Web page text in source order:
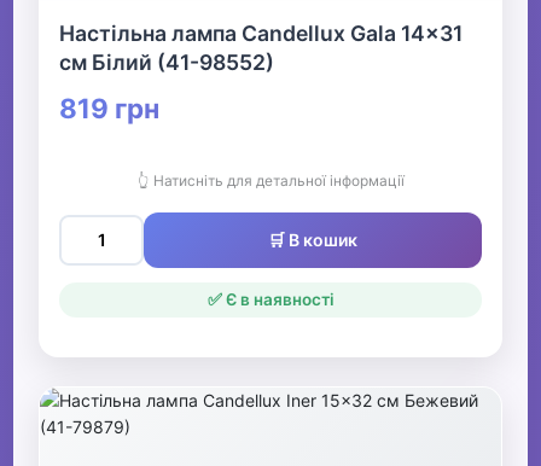
Настільна лампа Candellux Gala 14x31
см Білий (41-98552)
819 грн
👆 Натисніть для детальної інформації
🛒 В кошик
✅ Є в наявності